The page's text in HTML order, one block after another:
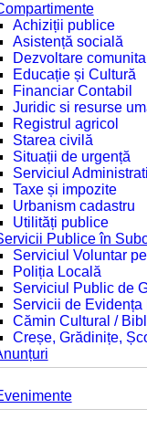
Achiziții publice
Asistență socială
Dezvoltare
Educație și Cultură
Financiar Contabil
Juridic si resurse
Registrul agricol
Starea civilă
Situații de urgență
Serviciul
Taxe și impozite
Urbanism cadastru
Utilități publice
Publice în
Serviciul Voluntar
Poliția Locală
Serviciul Public de
Servicii de Evidența
Cămin Cultural /
Creșe, Grădinițe,